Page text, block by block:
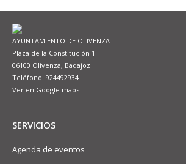
AYUNTAMIENTO DE OLIVENZA
Plaza de la Constitución 1
06100 Olivenza, Badajoz
Teléfono: 924492934
Ver en Google maps
SERVICIOS
Agenda de eventos